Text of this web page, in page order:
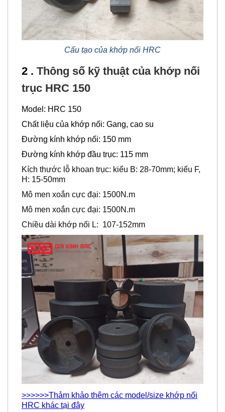
Cấu tạo của khớp nối HRC
2 . Thông số kỹ thuật của khớp nối
trục HRC 150
Model: HRC 150
Chất liệu của khớp nối: Gang, cao su
Đường kính khớp nối: 150 mm
Đường kính khớp đầu trục: 115 mm
Kích thước lỗ khoan trục: kiểu B: 28-70mm; kiểu F,
H: 15-50mm
Mô men xoắn cực đại: 1500N.m
Mô men xoắn cực đại: 1500N.m
Chiều dài khớp nối L: 107-152mm
>>>>>>Thảm khảo thêm các model/size khớp nối
HRC khác tại đây